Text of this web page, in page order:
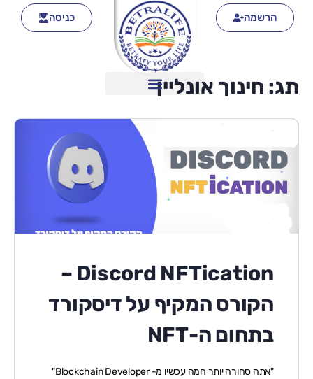
הרשמה כניסה
תג: חינוך אונליין
Discord NFTication –
הקורס המקיף על דיסקורד
בתחום ה-NFT
"אתה סחורה יותר חמה עכשיו מ- Blockchain Developer"